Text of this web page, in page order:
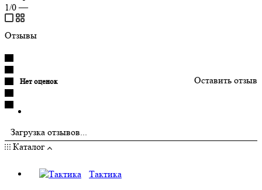
1/0 —
Отзывы
Нет оценок Оставить отзыв
Загрузка отзывов...
Каталог
Тактика